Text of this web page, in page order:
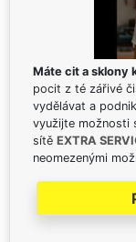
Máte cit a sklony
pocit z té zářivé
vydělávat a
využijte možnosti
sítě EXTRA
neomezenými